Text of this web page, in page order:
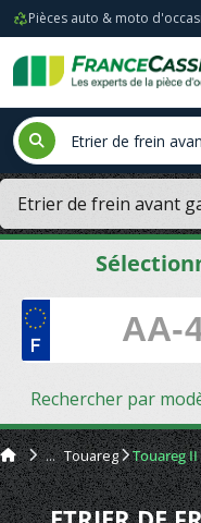
Pièces auto & moto
Rechercher
Touareg Touareg II